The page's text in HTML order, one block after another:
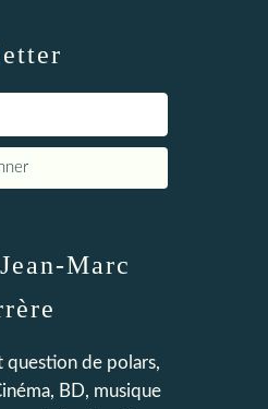
Marc
question de polars,
BD, musique